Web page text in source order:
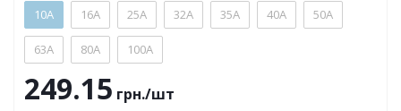
10А
16А 25А 32А 35А 40А 50А
63А 80А 100А
249.15 грн./шт